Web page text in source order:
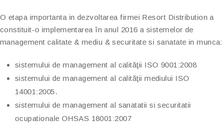
O etapa importanta in dezvoltarea firmei Resort Distribution a
constituit-o implementarea în anul 2016 a sistemelor de
management calitate & mediu & securitate si sanatate in munca:
sistemului de management al calităţii ISO 9001:2008
sistemului de management al calităţii mediului ISO
14001:2005.
sistemului de management al sanatatii si securitatii
ocupationale OHSAS 18001:2007